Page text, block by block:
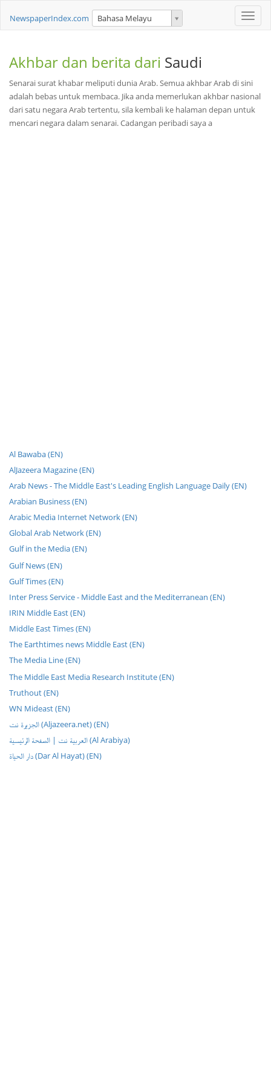
Toggle
NewspaperIndex.com Bahasa Melayu
Akhbar dan berita dari Saudi
Senarai surat khabar meliputi dunia Arab. Semua akhbar Arab di sini
adalah bebas untuk membaca. Jika anda memerlukan akhbar nasional
dari satu negara Arab tertentu, sila kembali ke halaman depan untuk
mencari negara dalam senarai. Cadangan peribadi saya a
Al Bawaba (EN)
AlJazeera Magazine (EN)
Arab News - The Middle East's Leading English Language Daily (EN)
Arabian Business (EN)
Arabic Media Internet Network (EN)
Global Arab Network (EN)
Gulf in the Media (EN)
Gulf News (EN)
Gulf Times (EN)
Inter Press Service - Middle East and the Mediterranean (EN)
IRIN Middle East (EN)
Middle East Times (EN)
The Earthtimes news Middle East (EN)
The Media Line (EN)
The Middle East Media Research Institute (EN)
Truthout (EN)
WN Mideast (EN)
الجزيرة نت (Aljazeera.net) (EN)
العربية نت | الصفحة الرئيسية (Al Arabiya)
دار الحياة (Dar Al Hayat) (EN)